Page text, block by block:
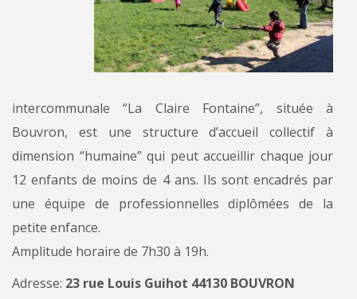
intercommunale “La Claire Fontaine”, située à
Bouvron, est une structure d’accueil collectif à
dimension “humaine” qui peut accueillir chaque jour
12 enfants de moins de 4 ans. Ils sont encadrés par
une équipe de professionnelles diplômées de la
petite enfance.
Amplitude horaire de 7h30 à 19h.
Adresse: 23 rue Louis Guihot 44130 BOUVRON